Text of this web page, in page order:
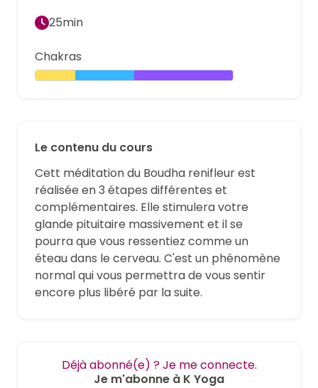
Chakras
25min
Le contenu du cours
Cett méditation du Boudha renifleur est
réalisée en 3 étapes différentes et
complémentaires. Elle stimulera votre
glande pituitaire massivement et il se
pourra que vous ressentiez comme un
éteau dans le cerveau. C'est un phénomène
normal qui vous permettra de vous sentir
encore plus libéré par la suite.
Déjà abonné(e) ? Je me connecte.
Je m'abonne à K Yoga